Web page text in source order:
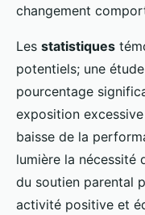
changement
Les statistiques
potentiels; une
pourcentage
exposition
baisse de la
lumière la nécessité
du soutien parental
activité positive et